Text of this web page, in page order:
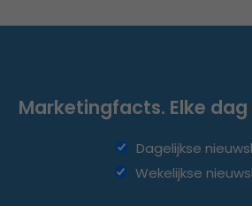
Marketingfacts. Elke dag
Dagelijkse
Wekelijkse